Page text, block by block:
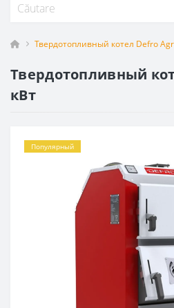
Твердотопливный котел Defro
Твердотопливный
кВт
Популярный